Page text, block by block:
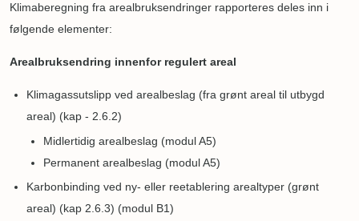
Klimaberegning fra arealbruksendringer rapporteres deles inn i
følgende elementer:
Arealbruksendring innenfor regulert areal
Klimagassutslipp ved arealbeslag (fra grønt areal til utbygd
areal) (kap - 2.6.2)
Midlertidig arealbeslag (modul A5)
Permanent arealbeslag (modul A5)
Karbonbinding ved ny- eller reetablering arealtyper (grønt
areal) (kap 2.6.3) (modul B1)